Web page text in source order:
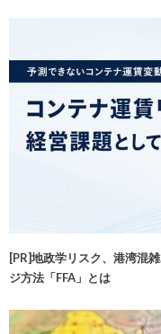
[PR]地政学リスク、港湾混
ジ方法「FFA」とは